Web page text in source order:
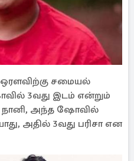
சமையல்
3வது இடம் என்றும்
நானி, அந்த ஷோவில்
அதில் 3வது பரிசா என